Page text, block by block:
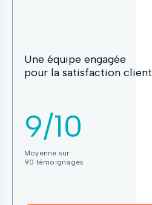
Une équipe engagée
pour la satisfaction client
9/10
Moyenne sur
90 témoignages